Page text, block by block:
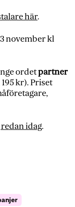
här.
november kl
ordetpartner
kr). Priset
idag.